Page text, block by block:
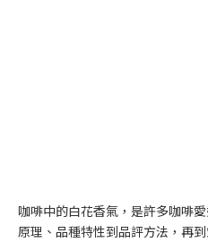
咖啡中的白花香氣，是許多咖啡
原理、品種特性到品評方法，再